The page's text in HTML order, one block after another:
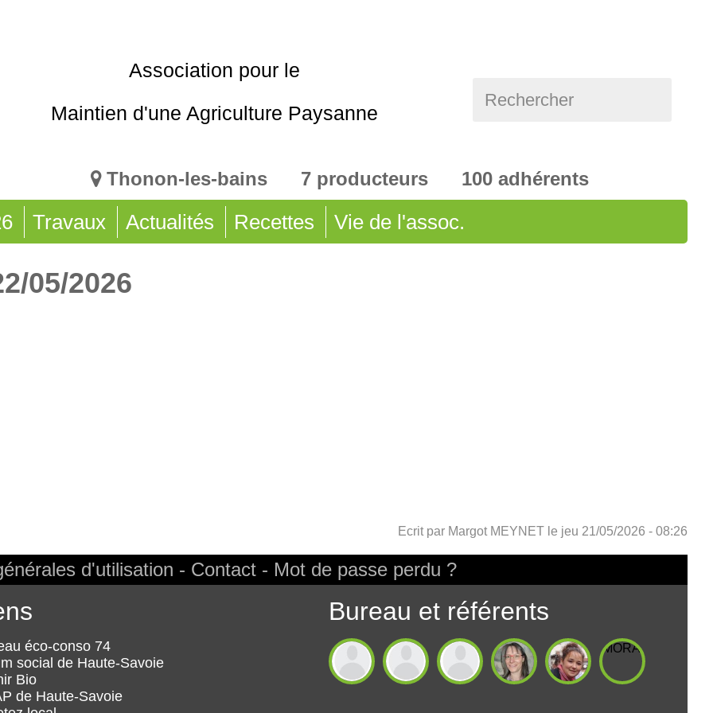
Thonon-les-bains 7 producteurs 100 adhérents
Association pour le
Maintien d'une Agriculture Paysanne
Rechercher
Travaux Actualités Recettes Vie de l'assoc.
05/2026
Ecrit par Margot MEYNET le jeu 21/05/2026 - 08:26
d'utilisation Contact Mot de passe perdu ?
éco-conso 74
social de Haute-Savoie
Bio
de Haute-Savoie
Bureau et référents
MORARDMarianne